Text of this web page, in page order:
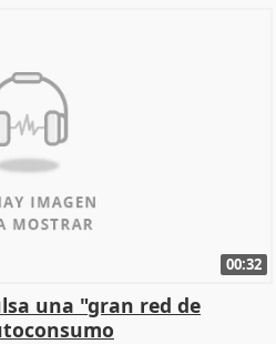
00:32
una "gran red de